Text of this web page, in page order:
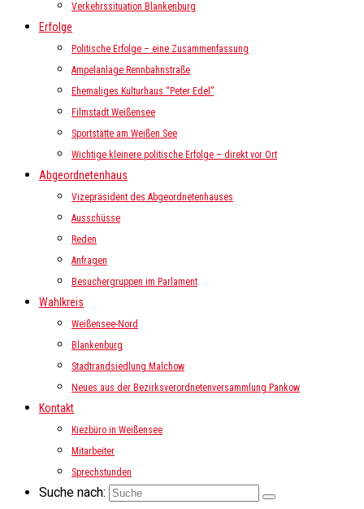
Verkehrssituation Blankenburg
Erfolge
Politische Erfolge – eine Zusammenfassung
Ampelanlage Rennbahnstraße
Ehemaliges Kulturhaus “Peter Edel”
Filmstadt Weißensee
Sportstätte am Weißen See
Wichtige kleinere politische Erfolge – direkt vor Ort
Abgeordnetenhaus
Vizepräsident des Abgeordnetenhauses
Ausschüsse
Reden
Anfragen
Besuchergruppen im Parlament
Wahlkreis
Weißensee-Nord
Blankenburg
Stadtrandsiedlung Malchow
Neues aus der Bezirksverordnetenversammlung Pankow
Kontakt
Kiezbüro in Weißensee
Mitarbeiter
Sprechstunden
Suche nach: